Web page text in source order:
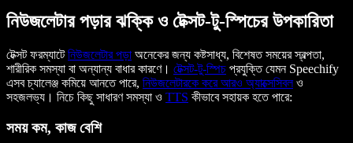
নিউজলেটার পড়ার ঝক্কি ও টেক্সট-টু-স্পিচের উপকারিতা
টেক্সট ফরম্যাটেনিউজলেটার পড়া অনেকের জন্য কষ্টসাধ্য, বিশেষত সময়ের স্বল্পতা,
শারীরিক সমস্যা বা অন্যান্য বাধার কারণে। টেক্সট-টু-স্পিচ প্রযুক্তি যেমন Speechify
এসব চ্যালেঞ্জ কমিয়ে আনতে পারে, নিউজলেটারকে করে আরও অ্যাক্সেসিবলও
সহজলভ্য। নিচে কিছু সাধারণ সমস্যা ও TTS কীভাবে সহায়ক হতে পারে:
সময় কম, কাজ বেশি